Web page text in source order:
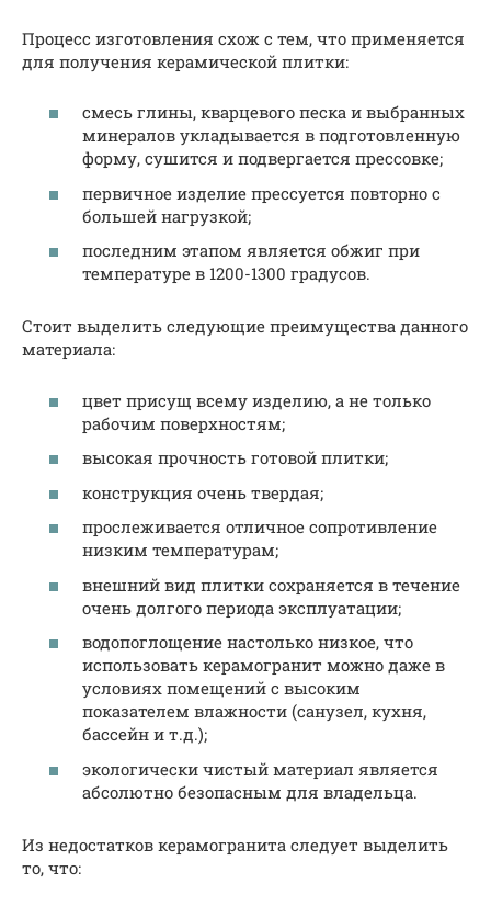
Процесс изготовления схож с тем, что применяется
для получения керамической плитки:
смесь глины, кварцевого песка и выбранных
минералов укладывается в подготовленную
форму, сушится и подвергается прессовке;
первичное изделие прессуется повторно с
большей нагрузкой;
последним этапом является обжиг при
температуре в 1200-1300 градусов.
Стоит выделить следующие преимущества данного
материала:
цвет присущ всему изделию, а не только
рабочим поверхностям;
высокая прочность готовой плитки;
конструкция очень твердая;
прослеживается отличное сопротивление
низким температурам;
внешний вид плитки сохраняется в течение
очень долгого периода эксплуатации;
водопоглощение настолько низкое, что
использовать керамогранит можно даже в
условиях помещений с высоким
показателем влажности (санузел, кухня,
бассейн и т.д.);
экологически чистый материал является
абсолютно безопасным для владельца.
Из недостатков керамогранита следует выделить
то, что: